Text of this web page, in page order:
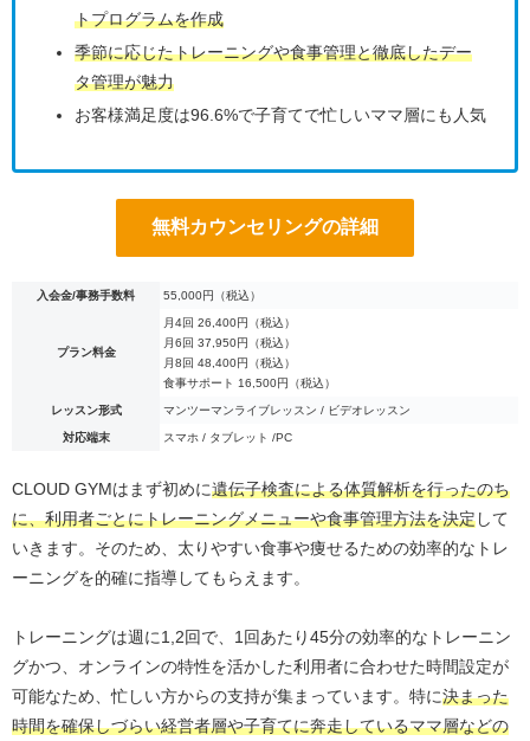
トプログラムを作成
季節に応じたトレーニングや食事管理と徹底したデー
タ管理が魅力
お客様満足度は96.6%で子育てで忙しいママ層にも人気
無料カウンセリングの詳細
入会金/事務手数料 55,000円（税込）
プラン料金
月4回 26,400円（税込）
月6回 37,950円（税込）
月8回 48,400円（税込）
食事サポート 16,500円（税込）
レッスン形式 マンツーマンライブレッスン / ビデオレッスン
対応端末 スマホ / タブレット /PC
CLOUD GYMはまず初めに遺伝子検査による体質解析を行ったのち
に、利用者ごとにトレーニングメニューや食事管理方法を決定して
いきます。そのため、太りやすい食事や痩せるための効率的なトレ
ーニングを的確に指導してもらえます。
トレーニングは週に1,2回で、1回あたり45分の効率的なトレーニン
グかつ、オンラインの特性を活かした利用者に合わせた時間設定が
可能なため、忙しい方からの支持が集まっています。特に決まった
時間を確保しづらい経営者層や子育てに奔走しているママ層などの